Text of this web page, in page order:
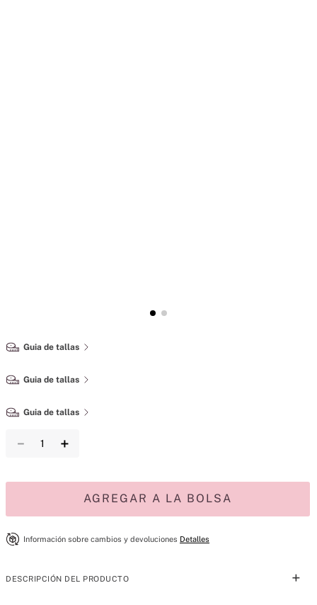
Guia de tallas
Guia de tallas
Guia de tallas
＋
－
AGREGAR A LA BOLSA
Información sobre cambios y devoluciones Detalles
DESCRIPCIÓN DEL PRODUCTO